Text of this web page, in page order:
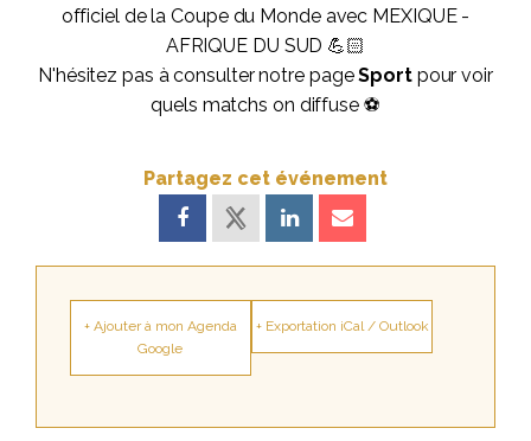
officiel de la Coupe du Monde avec MEXIQUE -
AFRIQUE DU SUD 💪🏻
N'hésitez pas à consulter notre pageSport pour voir
quels matchs on diffuse ⚽
Partagez cet événement
+ Ajouter à mon Agenda
Google
+ Exportation iCal / Outlook